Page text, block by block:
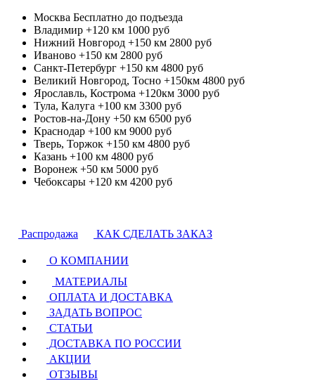
Москва Бесплатно до подъезда
Владимир +120 км 1000 руб
Нижний Новгород +150 км 2800 руб
Иваново +150 км 2800 руб
Санкт-Петербург +150 км 4800 руб
Великий Новгород, Тосно +150км 4800 руб
Ярославль, Кострома +120км 3000 руб
Тула, Калуга +100 км 3300 руб
Ростов-на-Дону +50 км 6500 руб
Краснодар +100 км 9000 руб
Тверь, Торжок +150 км 4800 руб
Казань +100 км 4800 руб
Воронеж +50 км 5000 руб
Чебоксары +120 км 4200 руб
Распродажа КАК СДЕЛАТЬ ЗАКАЗ
О КОМПАНИИ
МАТЕРИАЛЫ
ОПЛАТА И ДОСТАВКА
ЗАДАТЬ ВОПРОС
СТАТЬИ
ДОСТАВКА ПО РОССИИ
АКЦИИ
ОТЗЫВЫ